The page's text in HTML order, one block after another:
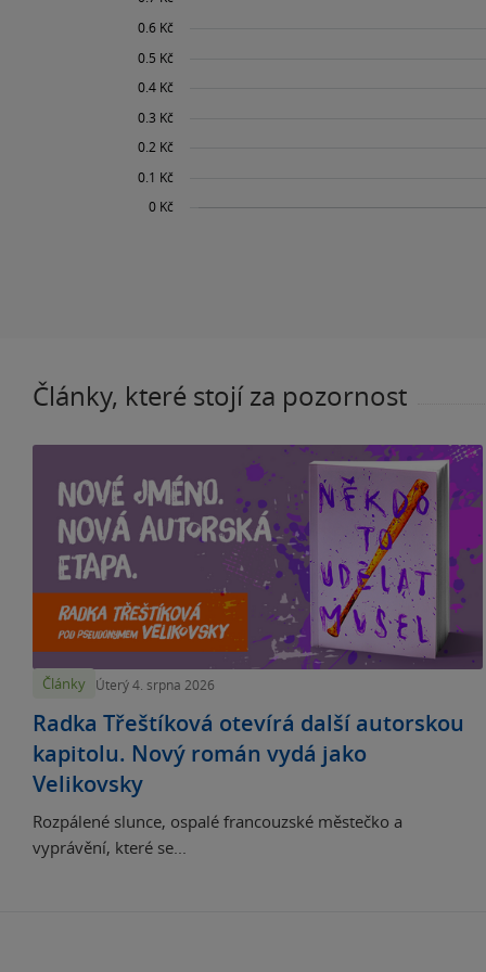
Články, které stojí za pozornost
Články Úterý 4. srpna 2026
Radka Třeštíková otevírá další autorskou
kapitolu. Nový román vydá jako
Velikovsky
Rozpálené slunce, ospalé francouzské městečko a
vyprávění, které se...